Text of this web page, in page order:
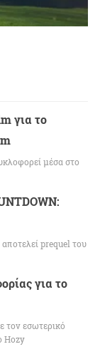
για το
μέσα στο
prequel του
για το
τον εσωτερικό
Hozy